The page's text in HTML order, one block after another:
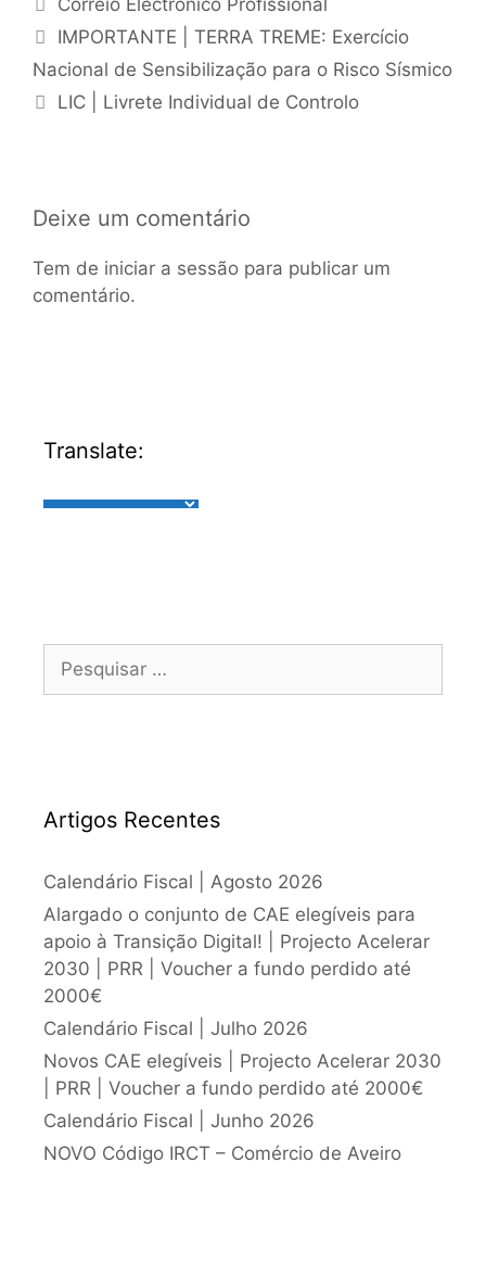
IMPORTANTE | TERRA TREME: Exercício
Nacional de Sensibilização para o Risco Sísmico
LIC | Livrete Individual de Controlo
Deixe um comentário
Tem de iniciar a sessão para publicar um
comentário.
Translate:
Artigos Recentes
Calendário Fiscal | Agosto 2026
Alargado o conjunto de CAE elegíveis para
apoio à Transição Digital! | Projecto Acelerar
2030 | PRR | Voucher a fundo perdido até
2000€
Calendário Fiscal | Julho 2026
Novos CAE elegíveis | Projecto Acelerar 2030
| PRR | Voucher a fundo perdido até 2000€
Calendário Fiscal | Junho 2026
NOVO Código IRCT – Comércio de Aveiro